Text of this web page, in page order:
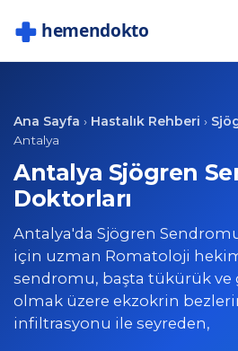
Ana Sayfa › Hastalık Rehberi ›
Antalya
Antalya Sjögren
Doktorları
Antalya'da Sjögren
için uzman Romatoloji
sendromu, başta tükürük ve
olmak üzere ekzokrin
infiltrasyonu ile seyreden,